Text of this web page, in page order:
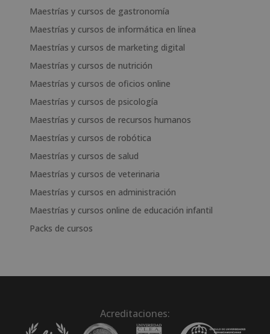
Maestrías y cursos de gastronomía
Maestrías y cursos de informática en línea
Maestrías y cursos de marketing digital
Maestrías y cursos de nutrición
Maestrías y cursos de oficios online
Maestrías y cursos de psicología
Maestrías y cursos de recursos humanos
Maestrías y cursos de robótica
Maestrías y cursos de salud
Maestrías y cursos de veterinaria
Maestrías y cursos en administración
Maestrías y cursos online de educación infantil
Packs de cursos
Acreditaciones: